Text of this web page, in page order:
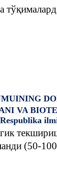
VA
Respublika
(50-